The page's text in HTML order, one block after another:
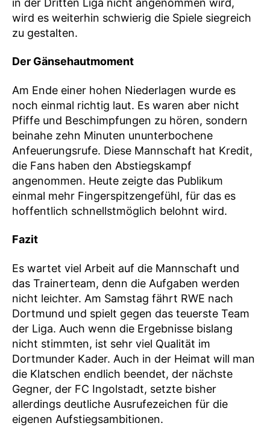
in der Dritten Liga nicht angenommen wird,
wird es weiterhin schwierig die Spiele siegreich
zu gestalten.
Der Gänsehautmoment
Am Ende einer hohen Niederlagen wurde es
noch einmal richtig laut. Es waren aber nicht
Pfiffe und Beschimpfungen zu hören, sondern
beinahe zehn Minuten ununterbochene
Anfeuerungsrufe. Diese Mannschaft hat Kredit,
die Fans haben den Abstiegskampf
angenommen. Heute zeigte das Publikum
einmal mehr Fingerspitzengefühl, für das es
hoffentlich schnellstmöglich belohnt wird.
Fazit
Es wartet viel Arbeit auf die Mannschaft und
das Trainerteam, denn die Aufgaben werden
nicht leichter. Am Samstag fährt RWE nach
Dortmund und spielt gegen das teuerste Team
der Liga. Auch wenn die Ergebnisse bislang
nicht stimmten, ist sehr viel Qualität im
Dortmunder Kader. Auch in der Heimat will man
die Klatschen endlich beendet, der nächste
Gegner, der FC Ingolstadt, setzte bisher
allerdings deutliche Ausrufezeichen für die
eigenen Aufstiegsambitionen.